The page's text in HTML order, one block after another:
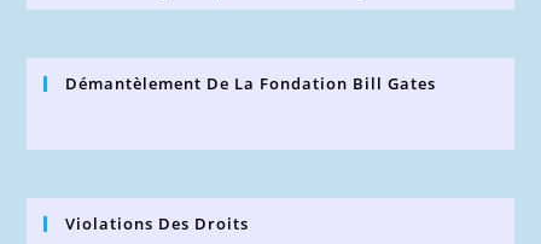
Démantèlement De La Fondation Bill Gates
Violations Des Droits